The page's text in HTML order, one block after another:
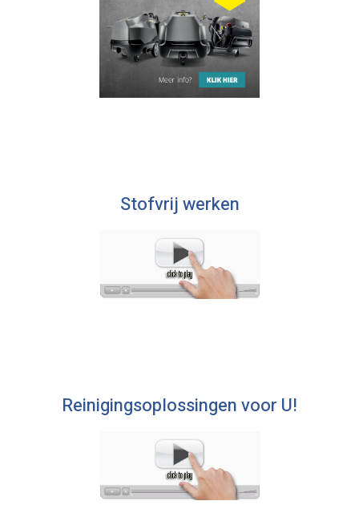
Stofvrij werken
Reinigingsoplossingen voor U!